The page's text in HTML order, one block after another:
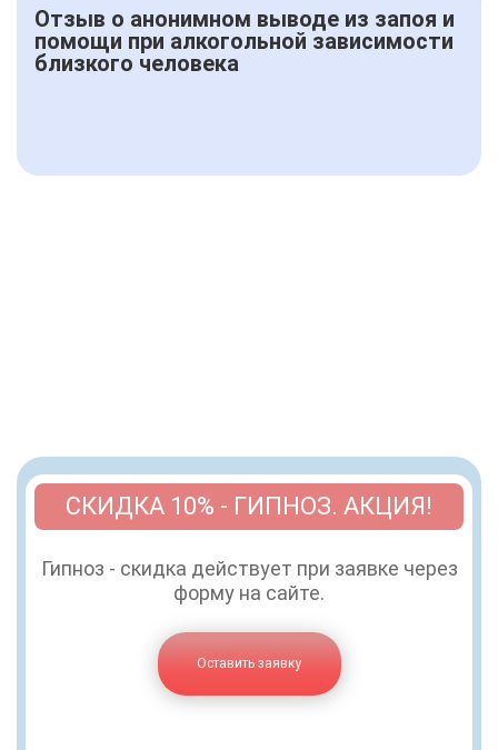
Отзыв о анонимном выводе из запоя и
помощи при алкогольной зависимости
близкого человека
СКИДКА 10% - ГИПНОЗ. АКЦИЯ!
Гипноз - скидка действует при заявке через
форму на сайте.
Оставить заявку